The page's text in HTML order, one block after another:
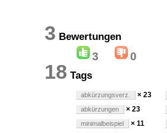
3 Bewertungen
3 0
18 Tags
abkürzungsverz. × 23
abkürzungen × 23
minimalbeispiel × 11